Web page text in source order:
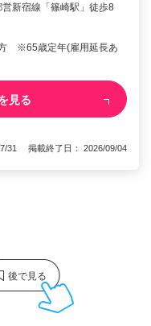
新宿線「篠崎駅」徒歩8
※65歳定年(雇用延長あ
見る
31 掲載終了日： 2026/09/04